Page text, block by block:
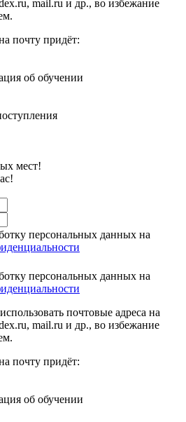
mail.ru и др., во избежание
почту придёт:
об обучении
мест!
персональных данных на
персональных данных на
почтовые адреса на
mail.ru и др., во избежание
почту придёт:
об обучении